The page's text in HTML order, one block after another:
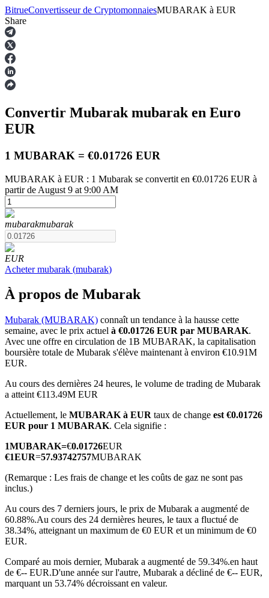
Contrats à terme
Futures USDT
Futures COIN-M
Contrats à terme sur crypto-monnaie
TradFi
Produits dérivés sur actions, forex, métaux précieux et matières
premières
Futures utilisant l'USDC comme garantie
BitrueConvertisseur de CryptomonnaiesMUBARAK à EUR
Share
Convertir Mubarak mubarak en Euro
EUR
1 MUBARAK = €0.01726 EUR
MUBARAK à EUR : 1 Mubarak se convertit en €0.01726 EUR à
partir de August 9 at 9:00 AM
mubarakmubarak
EUR
Acheter mubarak (mubarak)
À propos de Mubarak
Mubarak (MUBARAK) connaît un tendance à la hausse cette
semaine, avec le prix actuel à €0.01726 EUR par MUBARAK.
Avec une offre en circulation de 1B MUBARAK, la capitalisation
boursière totale de Mubarak s'élève maintenant à environ €10.91M
EUR.
Au cours des dernières 24 heures, le volume de trading de Mubarak
a atteint €113.49M EUR
Actuellement, le MUBARAK à EUR taux de change est €0.01726
EUR pour 1 MUBARAK. Cela signifie :
1MUBARAK=€0.01726EUR
€1EUR=57.93742757MUBARAK
(Remarque : Les frais de change et les coûts de gaz ne sont pas
inclus.)
Au cours des 7 derniers jours, le prix de Mubarak a augmenté de
60.88%.Au cours des 24 dernières heures, le taux a fluctué de
38.34%, atteignant un maximum de €0 EUR et un minimum de €0
EUR.
Comparé au mois dernier, Mubarak a augmenté de 59.34%.en haut
de €-- EUR.D'une année sur l'autre, Mubarak a décliné de €-- EUR,
marquant un 53.74% décroissant en valeur.